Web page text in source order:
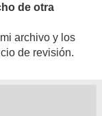
de otra
archivo y los
de revisión.